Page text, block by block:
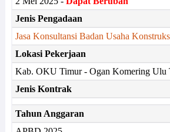
Jenis Pengadaan
Jasa Konsultansi Badan Usaha
Lokasi Pekerjaan
Kab. OKU Timur - Ogan Komering Ulu
Jenis Kontrak
Tahun Anggaran